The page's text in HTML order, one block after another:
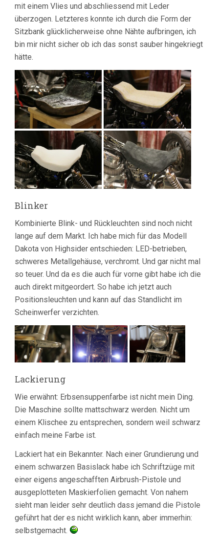
mit einem Vlies und abschliessend mit Leder
überzogen. Letzteres konnte ich durch die Form der
Sitzbank glücklicherweise ohne Nähte aufbringen, ich
bin mir nicht sicher ob ich das sonst sauber hingekriegt
hätte.
Blinker
Kombinierte Blink- und Rückleuchten sind noch nicht
lange auf dem Markt. Ich habe mich für das Modell
Dakota von Highsider entschieden: LED-betrieben,
schweres Metallgehäuse, verchromt. Und gar nicht mal
so teuer. Und da es die auch für vorne gibt habe ich die
auch direkt mitgeordert. So habe ich jetzt auch
Positionsleuchten und kann auf das Standlicht im
Scheinwerfer verzichten.
Lackierung
Wie erwähnt: Erbsensuppenfarbe ist nicht mein Ding.
Die Maschine sollte mattschwarz werden. Nicht um
einem Klischee zu entsprechen, sondern weil schwarz
einfach meine Farbe ist.
Lackiert hat ein Bekannter. Nach einer Grundierung und
einem schwarzen Basislack habe ich Schriftzüge mit
einer eigens angeschafften Airbrush-Pistole und
ausgeplotteten Maskierfolien gemacht. Von nahem
sieht man leider sehr deutlich dass jemand die Pistole
geführt hat der es nicht wirklich kann, aber immerhin:
selbstgemacht.